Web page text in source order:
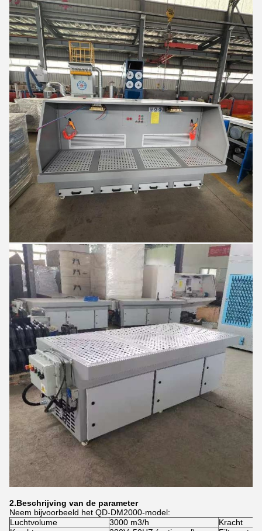
2.Beschrijving van de parameter
Neem bijvoorbeeld het QD-DM2000-model:
Luchtvolume
3000 m3/h
Kracht